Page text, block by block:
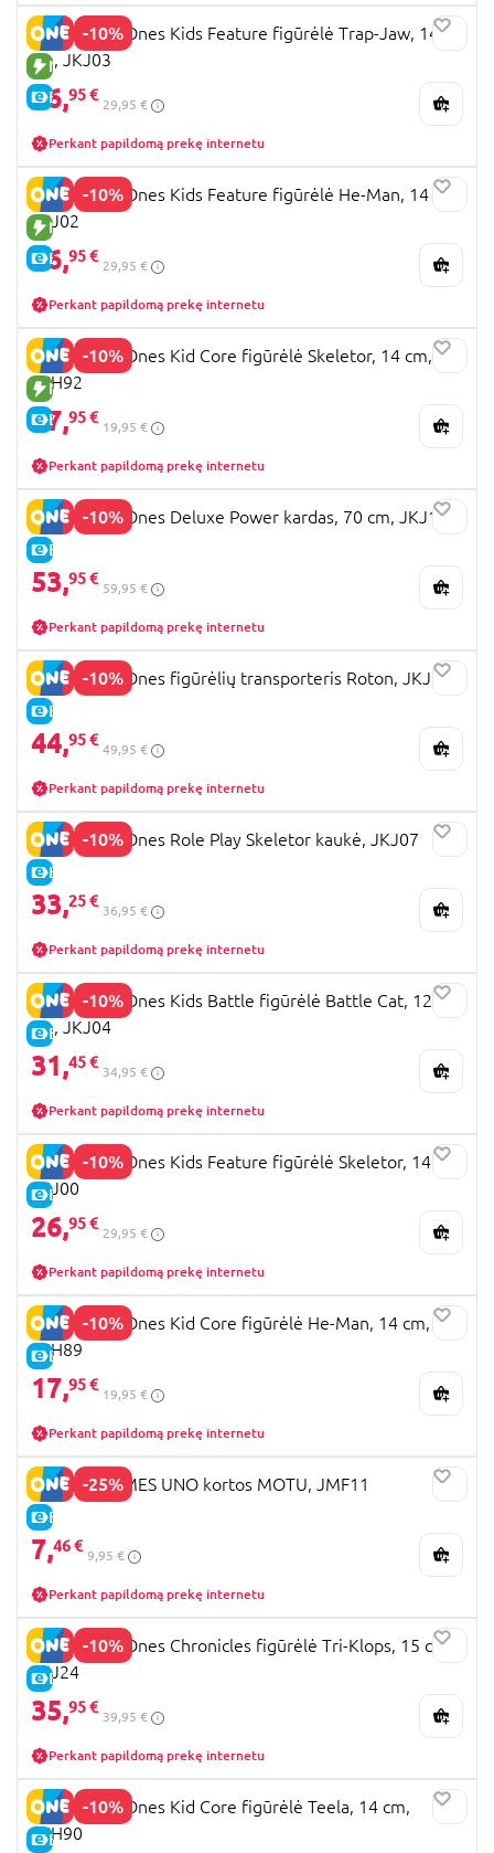
-10%
NAUJA PREKĖ
E-KAINA
MOTU First Ones Kids Feature figūrėlė Trap-Jaw, 14
cm, JKJ03
26,95 €
29,95 €
Perkant papildomą prekę internetu
-10%
NAUJA PREKĖ
E-KAINA
MOTU First Ones Kids Feature figūrėlė He-Man, 14 cm,
JKJ02
26,95 €
29,95 €
Perkant papildomą prekę internetu
-10%
NAUJA PREKĖ
E-KAINA
MOTU First Ones Kid Core figūrėlė Skeletor, 14 cm,
JKH92
17,95 €
19,95 €
Perkant papildomą prekę internetu
-10%
E-KAINA
MOTU First Ones Deluxe Power kardas, 70 cm, JKJ17
53,95 €
59,95 €
Perkant papildomą prekę internetu
-10%
E-KAINA
MOTU First Ones figūrėlių transporteris Roton, JKJ05
44,95 €
49,95 €
Perkant papildomą prekę internetu
-10%
E-KAINA
MOTU First Ones Role Play Skeletor kaukė, JKJ07
33,25 €
36,95 €
Perkant papildomą prekę internetu
-10%
E-KAINA
MOTU First Ones Kids Battle figūrėlė Battle Cat, 12
cm, JKJ04
31,45 €
34,95 €
Perkant papildomą prekę internetu
-10%
E-KAINA
MOTU First Ones Kids Feature figūrėlė Skeletor, 14 cm,
JKJ00
26,95 €
29,95 €
Perkant papildomą prekę internetu
-10%
E-KAINA
MOTU First Ones Kid Core figūrėlė He-Man, 14 cm,
JKH89
17,95 €
19,95 €
Perkant papildomą prekę internetu
-25%
E-KAINA
MATTEL GAMES UNO kortos MOTU, JMF11
7,46 €
9,95 €
Perkant papildomą prekę internetu
-10%
E-KAINA
MOTU First Ones Chronicles figūrėlė Tri-Klops, 15 cm,
JKJ24
35,95 €
39,95 €
Perkant papildomą prekę internetu
-10%
E-KAINA
MOTU First Ones Kid Core figūrėlė Teela, 14 cm,
JKH90